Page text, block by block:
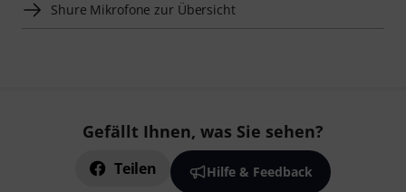
Shure Mikrofone zur Übersicht
Gefällt Ihnen, was Sie sehen?
Teilen Hilfe & Feedback